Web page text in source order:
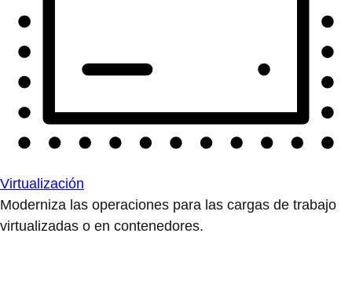
Virtualización
Moderniza las operaciones para las cargas de trabajo
virtualizadas o en contenedores.